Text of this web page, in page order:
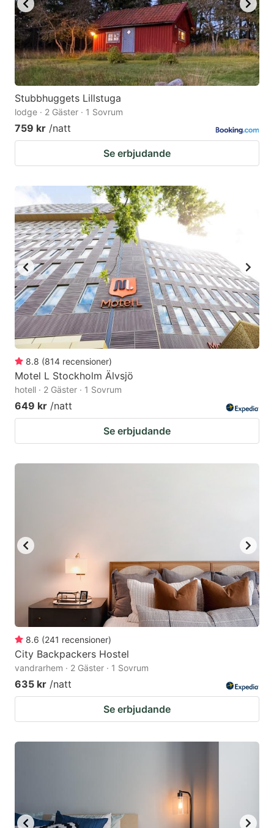
Stubbhuggets Lillstuga
lodge · 2 Gäster · 1 Sovrum
759 kr /natt
Se erbjudande
8.8 (814 recensioner)
Motel L Stockholm Älvsjö
hotell · 2 Gäster · 1 Sovrum
649 kr /natt
Se erbjudande
8.6 (241 recensioner)
City Backpackers Hostel
vandrarhem · 2 Gäster · 1 Sovrum
635 kr /natt
Se erbjudande